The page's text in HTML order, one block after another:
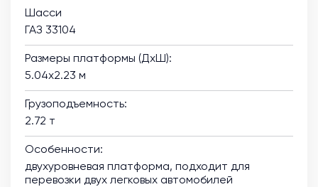
Шасси
ГАЗ 33104
Размеры платформы (ДхШ):
5.04х2.23 м
Грузоподъемность:
2.72 т
Особенности:
двухуровневая платформа, подходит для
перевозки двух легковых автомобилей